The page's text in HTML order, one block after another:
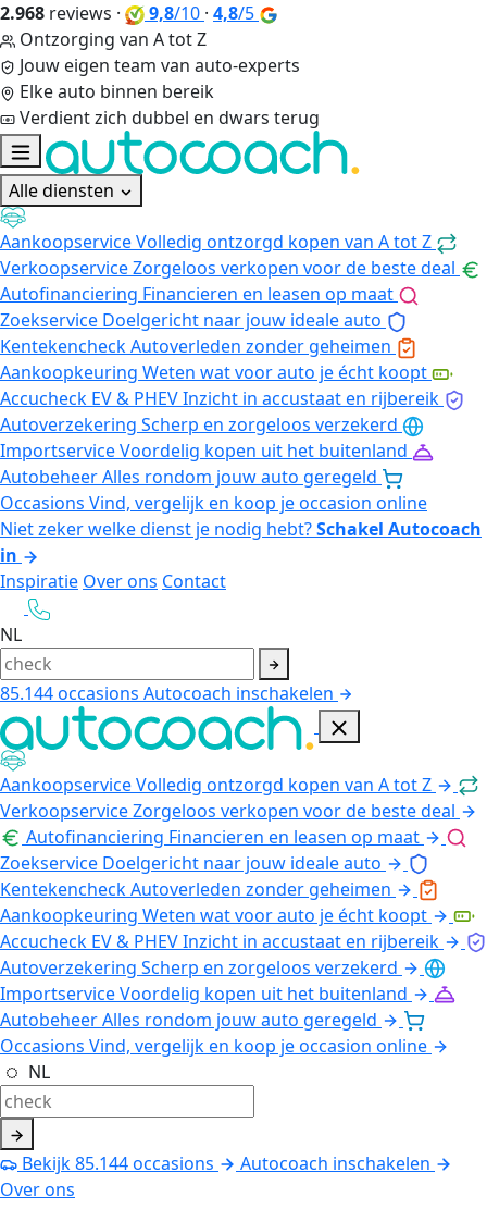
2.968 reviews · 9,8/10 · 4,8/5
Ontzorging van A tot Z
Jouw eigen team van auto-experts
Elke auto binnen bereik
Verdient zich dubbel en dwars terug
Alle diensten
AankoopserviceVolledig ontzorgd kopen van A tot Z
VerkoopserviceZorgeloos verkopen voor de beste deal
Autofinanciering Financieren en leasen op maat
Zoekservice Doelgericht naar jouw ideale auto
KentekencheckAutoverleden zonder geheimen
Aankoopkeuring Weten wat voor auto je écht koopt
Accucheck EV & PHEVInzicht in accustaat en rijbereik
Autoverzekering Scherp en zorgeloos verzekerd
ImportserviceVoordelig kopen uit het buitenland
AutobeheerAlles rondom jouw auto geregeld
Occasions Vind, vergelijk en koop je occasion online
Niet zeker welke dienst je nodig hebt?Schakel Autocoach
in
Inspiratie Over ons Contact
NL
85.144occasions Autocoach inschakelen
AankoopserviceVolledig ontzorgd kopen van A tot Z
VerkoopserviceZorgeloos verkopen voor de beste deal
Autofinanciering Financieren en leasen op maat
Zoekservice Doelgericht naar jouw ideale auto
KentekencheckAutoverleden zonder geheimen
Aankoopkeuring Weten wat voor auto je écht koopt
Accucheck EV & PHEVInzicht in accustaat en rijbereik
Autoverzekering Scherp en zorgeloos verzekerd
ImportserviceVoordelig kopen uit het buitenland
AutobeheerAlles rondom jouw auto geregeld
Occasions Vind, vergelijk en koop je occasion online
NL
Bekijk85.144occasions
Autocoach inschakelen
Over ons